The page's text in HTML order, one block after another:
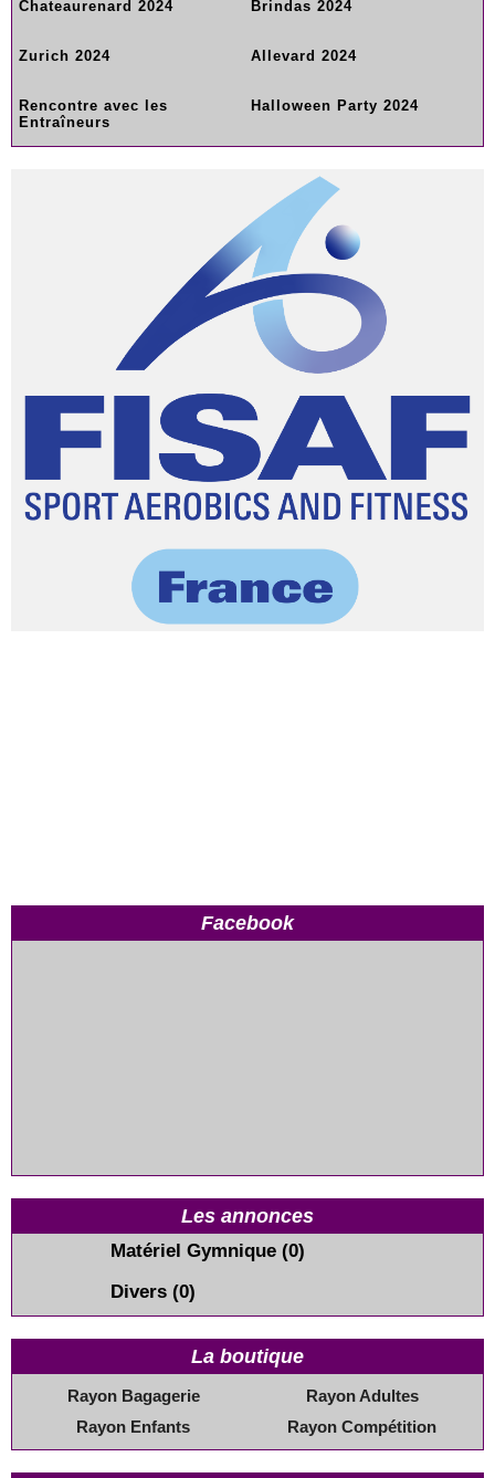
Chateaurenard 2024 Brindas 2024
Zurich 2024 Allevard 2024
Rencontre avec les
Entraîneurs
Halloween Party 2024
Facebook
Les annonces
Matériel Gymnique (0)
Divers (0)
La boutique
Rayon Bagagerie
Rayon Adultes
Rayon Enfants
Rayon Compétition